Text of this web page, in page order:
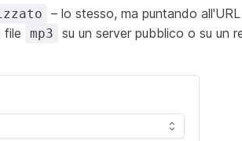
– lo stesso, ma puntando
file mp3
su un server pubblico o su un